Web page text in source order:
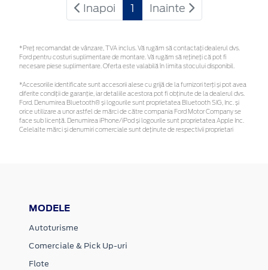
Inapoi 1 Inainte
*Preţ recomandat de vânzare, TVA inclus. Vă rugăm să contactaţi dealerul dvs.
Ford pentru costuri suplimentare de montare. Vă rugăm să rețineți că pot fi
necesare piese suplimentare. Oferta este valabilă în limita stocului disponibil.
*Accesoriile identificate sunt accesorii alese cu grijă de la furnizori terți și pot avea
diferite condiții de garanție, iar detaliile acestora pot fi obținute de la dealerul dvs.
Ford. Denumirea Bluetooth® și logourile sunt proprietatea Bluetooth SIG, Inc. și
orice utilizare a unor astfel de mărci de către compania Ford Motor Company se
face sub licență. Denumirea iPhone/iPod și logourile sunt proprietatea Apple Inc.
Celelalte mărci și denumiri comerciale sunt deținute de respectivii proprietari
MODELE
Autoturisme
Comerciale & Pick Up-uri
Flote